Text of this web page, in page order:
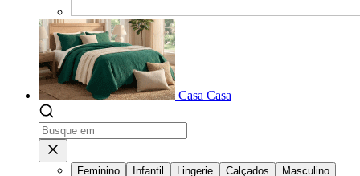
Casa Casa
Feminino Infantil Lingerie Calçados
Masculino